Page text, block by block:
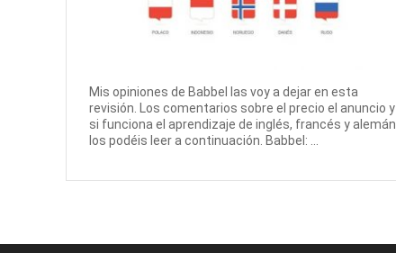
Mis opiniones de Babbel las voy a dejar en esta
revisión. Los comentarios sobre el precio el anuncio y
si funciona el aprendizaje de inglés, francés y alemán
los podéis leer a continuación. Babbel: ...